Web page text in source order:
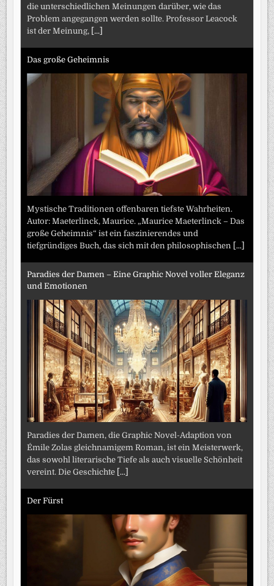
die unterschiedlichen Meinungen darüber, wie das
Problem angegangen werden sollte. Professor Leacock
ist der Meinung, [...]
Das große Geheimnis
Mystische Traditionen offenbaren tiefste Wahrheiten.
Autor: Maeterlinck, Maurice. „Maurice Maeterlinck – Das
große Geheimnis“ ist ein faszinierendes und
tiefgründiges Buch, das sich mit den philosophischen [...]
Paradies der Damen – Eine Graphic Novel voller Eleganz
und Emotionen
Paradies der Damen, die Graphic Novel-Adaption von
Émile Zolas gleichnamigem Roman, ist ein Meisterwerk,
das sowohl literarische Tiefe als auch visuelle Schönheit
vereint. Die Geschichte [...]
Der Fürst